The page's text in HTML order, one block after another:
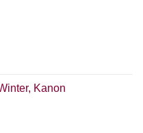
Kanon